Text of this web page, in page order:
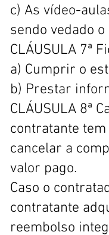
c) As vídeo-
sendo vedado
CLÁUSULA 7ª
a) Cumprir o
b) Prestar
CLÁUSULA 8ª
contratante
cancelar a
valor pago.
Caso o
contratante
reembolso